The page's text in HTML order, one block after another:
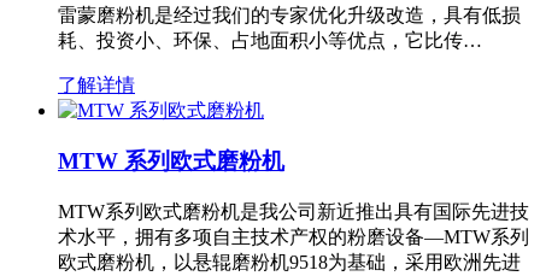
雷蒙磨粉机是经过我们的专家优化升级改造，具有低损
耗、投资小、环保、占地面积小等优点，它比传…
了解详情
MTW 系列欧式磨粉机
MTW系列欧式磨粉机是我公司新近推出具有国际先进技
术水平，拥有多项自主技术产权的粉磨设备—MTW系列
欧式磨粉机，以悬辊磨粉机9518为基础，采用欧洲先进